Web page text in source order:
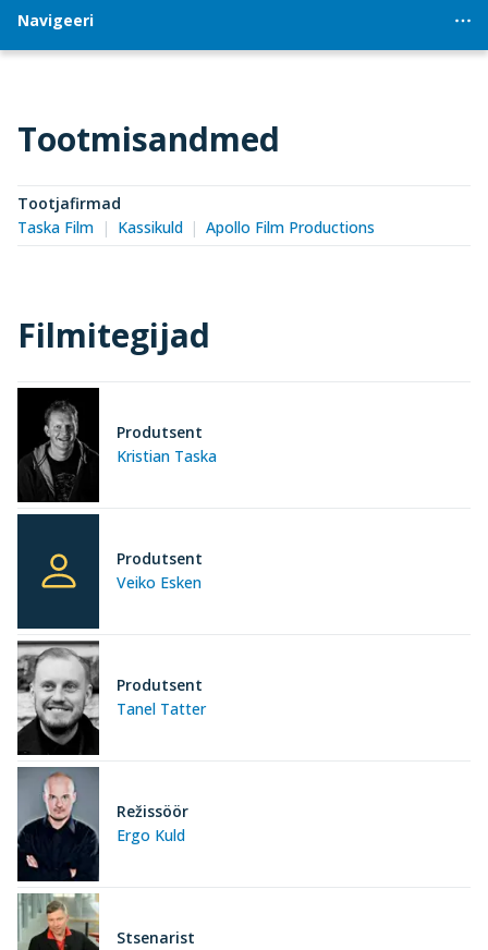
Navigeeri
Tootmisandmed
Tootjafirmad
Taska Film
Kassikuld Apollo Film Productions
Filmitegijad
Kristian Taska
Produtsent
Veiko Esken
Produtsent
Tanel Tatter
Produtsent
Ergo Kuld
Režissöör
Stsenarist